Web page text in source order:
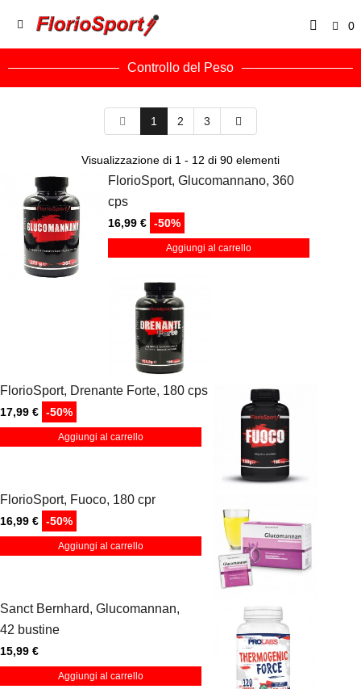
0
Controllo del Peso
1 2 3
Visualizzazione di 1 - 12 di 90 elementi
FlorioSport, Glucomannano, 360
cps
16,99 € -50%
Aggiungi al carrello
FlorioSport, Drenante Forte, 180 cps
17,99 € -50%
Aggiungi al carrello
FlorioSport, Fuoco, 180 cpr
16,99 € -50%
Aggiungi al carrello
Sanct Bernhard, Glucomannan,
42 bustine
15,99 €
Aggiungi al carrello